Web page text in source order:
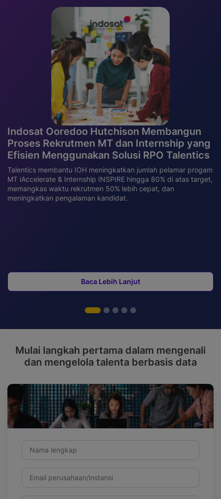
Indosat Ooredoo Hutchison Membangun
Proses Rekrutmen MT dan Internship yang
Efisien Menggunakan Solusi RPO Talentics
Talentics membantu IOH meningkatkan jumlah pelamar progam
MT iAccelerate & Internship INSPIRE hingga 80% di atas target,
memangkas waktu rekrutmen 50% lebih cepat, dan
meningkatkan pengalaman kandidat.
Baca Lebih Lanjut
Mulai langkah pertama dalam mengenali
dan mengelola talenta berbasis data
Nama lengkap
Email perusahaan/instansi